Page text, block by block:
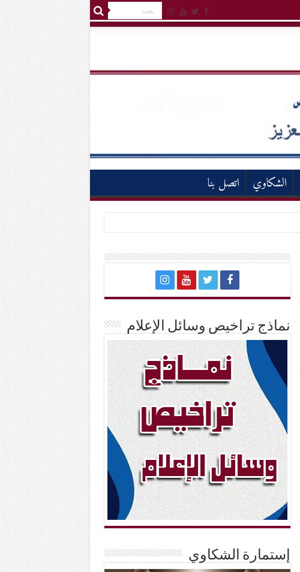
الشكاوي اتصل بنا
نماذج تراخيص وسائل الإعلام
إستمارة الشكاوي